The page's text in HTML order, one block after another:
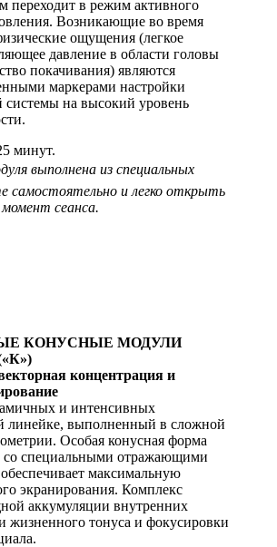
переходит в режим активного
Возникающие во время
ощущения (легкое
давление в области головы
покачивания) являются
маркерами настройки
системы на высокий уровень
минут.
выполнена из специальных
самостоятельно и легко открыть
сеанса.
КОНУСНЫЕ МОДУЛИ
концентрация и
и интенсивных
линейке, выполненный в сложной
Особая конусная форма
со специальными отражающими
максимальную
экранирования. Комплекс
аккумуляции внутренних
жизненного тонуса и фокусировки